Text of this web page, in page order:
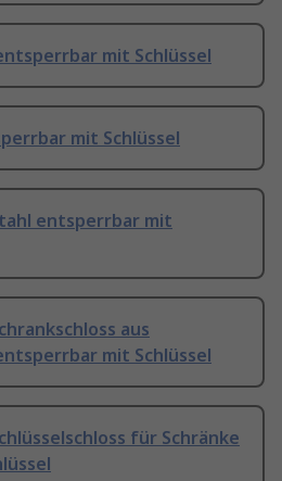
mit Schlüssel
mit Schlüssel
entsperrbar mit
aus
mit Schlüssel
für Schränke